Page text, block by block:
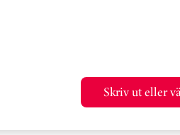
Skriv ut eller